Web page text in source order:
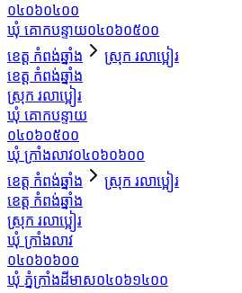
០៤០៦០៤០០
ឃុំ គោកបន្ទាយ០៤០៦០៥០០
ខេត្ត កំពង់ឆ្នាំង
ស្រុក រលាប្អៀរ
ខេត្ត កំពង់ឆ្នាំង
ស្រុក រលាប្អៀរ
ឃុំ គោកបន្ទាយ
០៤០៦០៥០០
ឃុំ ក្រាំងលាវ០៤០៦០៦០០
ខេត្ត កំពង់ឆ្នាំង
ស្រុក រលាប្អៀរ
ខេត្ត កំពង់ឆ្នាំង
ស្រុក រលាប្អៀរ
ឃុំ ក្រាំងលាវ
០៤០៦០៦០០
ឃុំ ភ្នំក្រាំងដីមាស០៤០៦១៤០០